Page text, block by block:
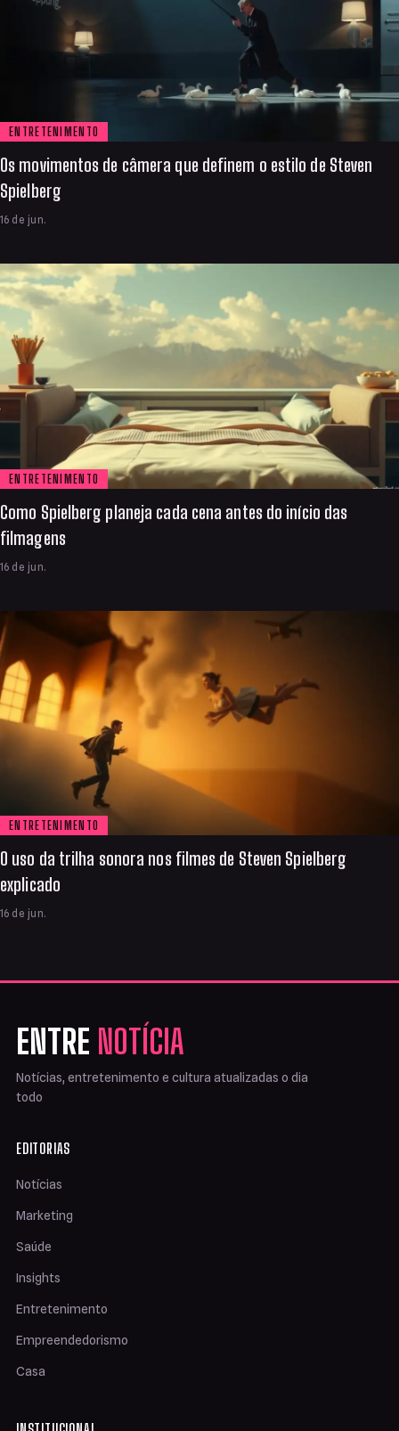
ENTRETENIMENTO
Os movimentos de câmera que definem o estilo de Steven
Spielberg
16 de jun.
ENTRETENIMENTO
Como Spielberg planeja cada cena antes do início das
filmagens
16 de jun.
ENTRETENIMENTO
O uso da trilha sonora nos filmes de Steven Spielberg
explicado
16 de jun.
ENTRE NOTÍCIA
Notícias, entretenimento e cultura atualizadas o dia
todo
EDITORIAS
Notícias
Marketing
Saúde
Insights
Entretenimento
Empreendedorismo
Casa